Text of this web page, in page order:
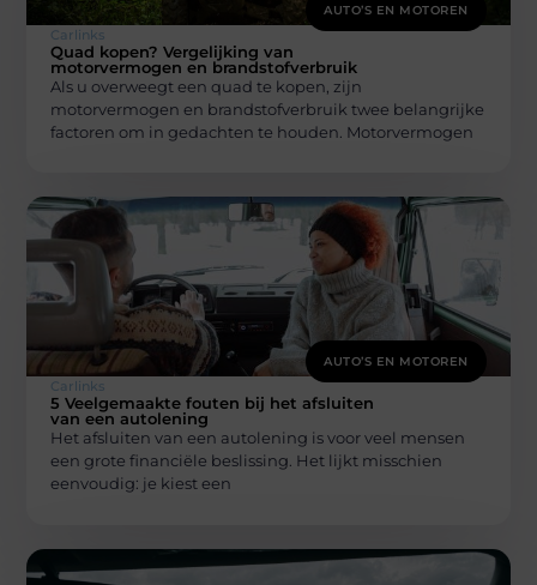
AUTO’S EN MOTOREN
Carlinks
Quad kopen? Vergelijking van
motorvermogen en brandstofverbruik
Als u overweegt een quad te kopen, zijn
motorvermogen en brandstofverbruik twee belangrijke
factoren om in gedachten te houden. Motorvermogen
AUTO’S EN MOTOREN
Carlinks
5 Veelgemaakte fouten bij het afsluiten
van een autolening
Het afsluiten van een autolening is voor veel mensen
een grote financiële beslissing. Het lijkt misschien
eenvoudig: je kiest een